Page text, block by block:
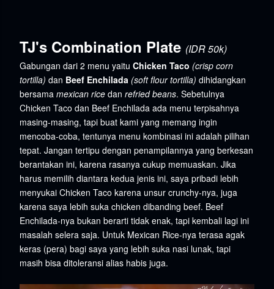
TJ's Combination Plate (IDR 50k)
Gabungan dari 2 menu yaitu Chicken Taco (crisp corn
tortilla) dan Beef Enchilada (soft flour tortilla) dihidangkan
bersama mexican rice dan refried beans. Sebetulnya
Chicken Taco dan Beef Enchilada ada menu terpisahnya
masing-masing, tapi buat kami yang memang ingin
mencoba-coba, tentunya menu kombinasi ini adalah pilihan
tepat. Jangan tertipu dengan penampilannya yang berkesan
berantakan ini, karena rasanya cukup memuaskan. Jika
harus memilih diantara kedua jenis ini, saya pribadi lebih
menyukai Chicken Taco karena unsur crunchy-nya, juga
karena saya lebih suka chicken dibanding beef. Beef
Enchilada-nya bukan berarti tidak enak, tapi kembali lagi ini
masalah selera saja. Untuk Mexican Rice-nya terasa agak
keras (pera) bagi saya yang lebih suka nasi lunak, tapi
masih bisa ditoleransi alias habis juga.